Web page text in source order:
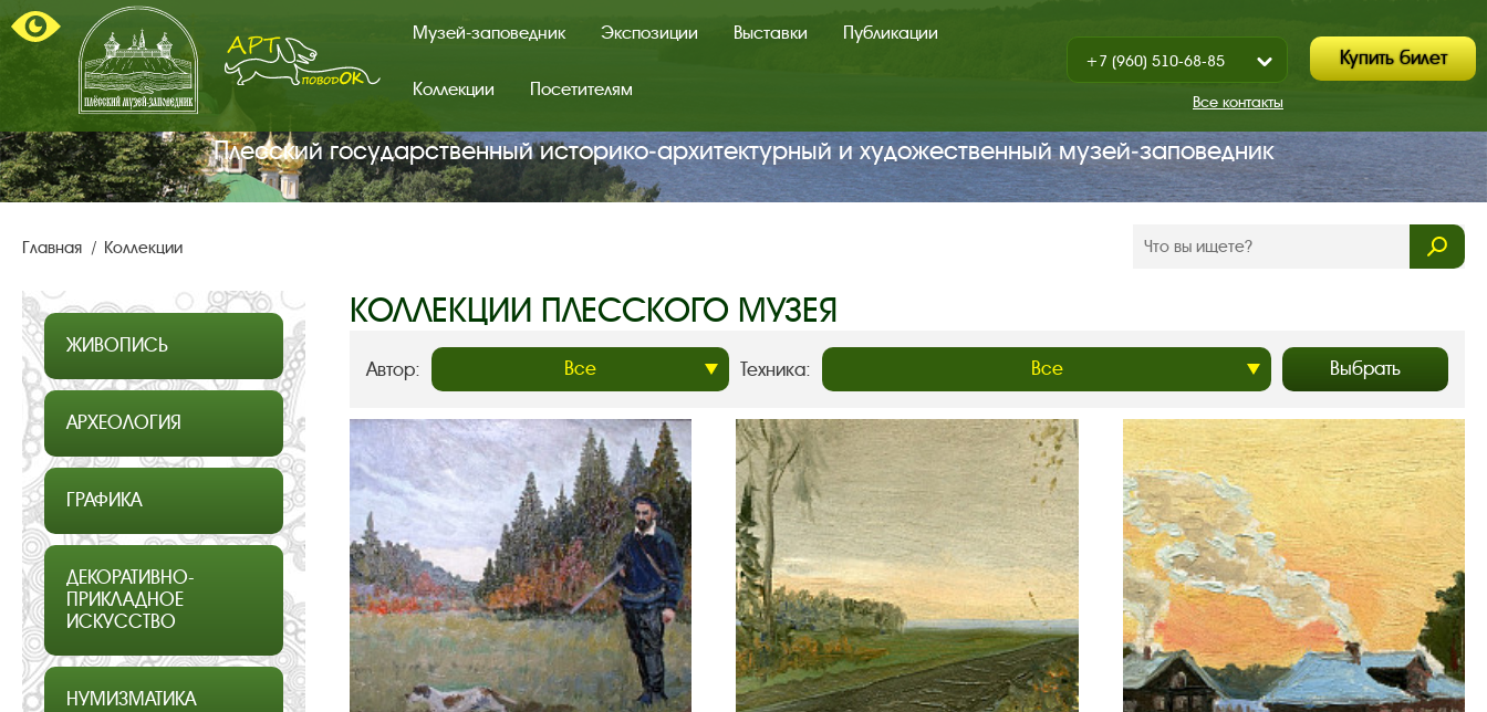
Главная
страница.
поводок.
Музей-заповедник Экспозиции Выставки Публикации
Коллекции Посетителям
Показать
/
Закрыть
+7 (960) 510-68-85
+7 (930) 347-67-70Все контакты
Купить билет
Плесский государственный историко‑архитектурный и художественный музей‑заповедник
Главная Коллекции
ЖИВОПИСЬ
АРХЕОЛОГИЯ
ГРАФИКА
ДЕКОРАТИВНО-
ПРИКЛАДНОЕ
ИСКУССТВО
НУМИЗМАТИКА
КОЛЛЕКЦИИ ПЛЕССКОГО МУЗЕЯ
Автор: Техника: Выбрать